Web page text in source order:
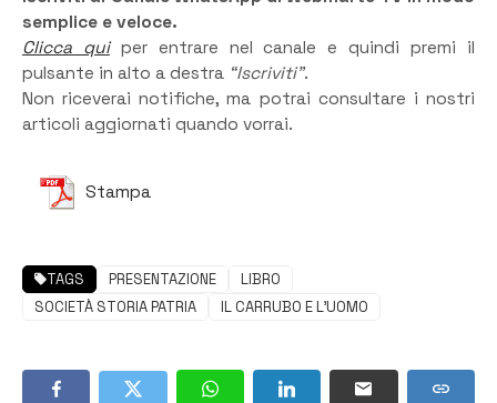
semplice e veloce.
Clicca quiper entrare nel canale e quindi premi il
pulsante in alto a destra “Iscriviti”.
Non riceverai notifiche, ma potrai consultare i nostri
articoli aggiornati quando vorrai.
Stampa
TAGS PRESENTAZIONE
LIBRO
SOCIETÀ STORIA PATRIA
IL CARRUBO E L'UOMO